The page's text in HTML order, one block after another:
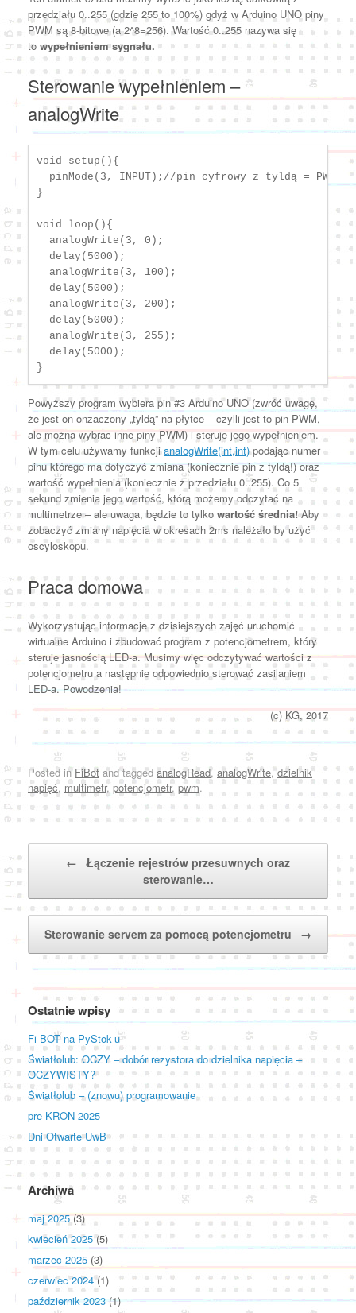
przedziału 0..255 (gdzie 255 to 100%) gdyż w Arduino UNO piny
PWM są 8-bitowe (a 2^8=256). Wartość 0..255 nazywa się
to wypełnieniem sygnału.
Sterowanie wypełnieniem –
analogWrite
void setup(){
  pinMode(3, INPUT);//pin cyfrowy z tyldą = PWM
}
void loop(){
  analogWrite(3, 0);
  delay(5000);
  analogWrite(3, 100);
  delay(5000);
  analogWrite(3, 200);
  delay(5000);
  analogWrite(3, 255);
  delay(5000);
}
Powyższy program wybiera pin #3 Arduino UNO (zwróć uwagę,
że jest on onzaczony „tyldą” na płytce – czylli jest to pin PWM,
ale można wybrac inne piny PWM) i steruje jego wypełnieniem.
W tym celu używamy funkcjianalogWrite(int,int)podając numer
pinu którego ma dotyczyć zmiana (koniecznie pin z tyldą!) oraz
wartość wypełnienia (koniecznie z przedziału 0..255). Co 5
sekund zmienia jego wartość, którą możemy odczytać na
multimetrze – ale uwaga, będzie to tylko wartość średnia!Aby
zobaczyć zmiany napięcia w okresach 2ms należało by użyć
oscyloskopu.
Praca domowa
Wykorzystując informacje z dzisiejszych zajęć uruchomić
wirtualne Arduino i zbudować program z potencjometrem, który
steruje jasnością LED-a. Musimy więc odczytywać wartości z
potencjometru a następnie odpowiednio sterować zasilaniem
LED-a. Powodzenia!
(c) KG, 2017
Posted inFiBot and tagged analogRead, analogWrite,dzielnik
napięć, multimetr,potencjometr, pwm.
← Łączenie rejestrów przesuwnych oraz
sterowanie…
Sterowanie servem za pomocą potencjometru →
Ostatnie wpisy
Fi-BOT na PyStok-u
Światłolub: OCZY – dobór rezystora do dzielnika napięcia –
OCZYWISTY?
Światłolub – (znowu) programowanie
pre-KRON 2025
Dni Otwarte UwB
Archiwa
maj 2025(3)
kwiecień 2025(5)
marzec 2025 (3)
czerwiec 2024(1)
październik 2023(1)